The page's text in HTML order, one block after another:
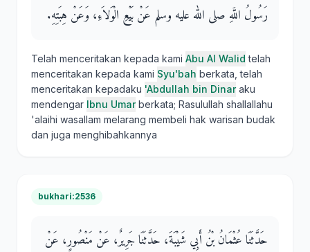
رَسُولُ اللَّهِ صلى الله عليه وسلم عَنْ بَيْعِ الْوَلاَءِ، وَعَنْ هِبَتِهِ‏.‏
Telah menceritakan kepada kami Abu Al Walid telah
menceritakan kepada kami Syu'bah berkata, telah
menceritakan kepadaku 'Abdullah bin Dinaraku
mendengar Ibnu Umarberkata; Rasulullah shallallahu
'alaihi wasallam melarang membeli hak warisan budak
dan juga menghibahkannya
bukhari:2536
حَدَّثَنَا عُثْمَانُ بْنُ أَبِي شَيْبَةَ، حَدَّثَنَا جَرِيرٌ، عَنْ مَنْصُورٍ، عَنْ